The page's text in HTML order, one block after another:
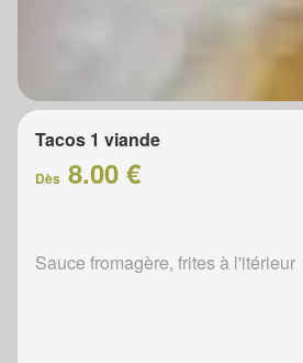
Tacos 1 viande
Dès 8.00 €
Sauce fromagère, frites à l'itérieur